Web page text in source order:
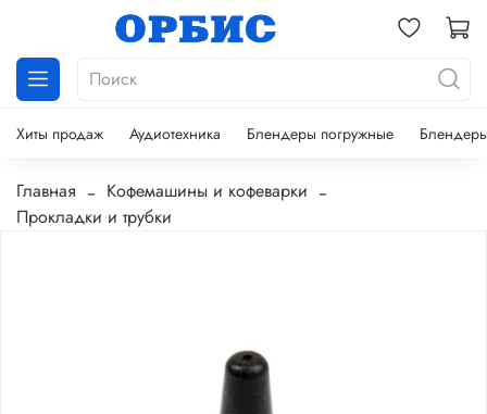
Хиты продаж Аудиотехника Блендеры погружные
Главная
Кофемашины и кофеварки
Прокладки и трубки